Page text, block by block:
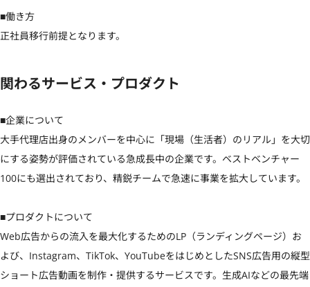
■働き方
正社員移行前提となります。
関わるサービス・プロダクト
■企業について
大手代理店出身のメンバーを中心に「現場（生活者）のリアル」を大切
にする姿勢が評価されている急成長中の企業です。ベストベンチャー
100にも選出されており、精鋭チームで急速に事業を拡大しています。
■プロダクトについて
Web広告からの流入を最大化するためのLP（ランディングページ）お
よび、Instagram、TikTok、YouTubeをはじめとしたSNS広告用の縦型
ショート広告動画を制作・提供するサービスです。生成AIなどの最先端